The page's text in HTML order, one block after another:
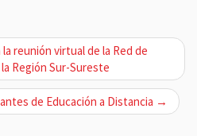
reunión virtual de la Red de
Región Sur-Sureste
de Educación a Distancia →